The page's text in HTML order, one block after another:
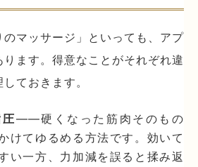
マッサージ」といっても、アプ
ります。得意なことがそれぞれ違
ておきます。
——硬くなった筋肉そのもの
けてゆるめる方法です。効いて
い一方、力加減を誤ると揉み返